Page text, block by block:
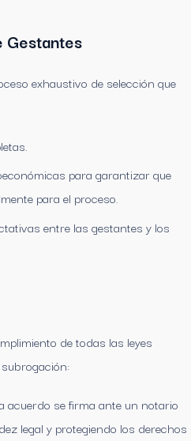
Gestantes
exhaustivo de selección que
para garantizar que
para el proceso.
entre las gestantes y los
de todas las leyes
acuerdo se firma ante un notario
legal y protegiendo los derechos